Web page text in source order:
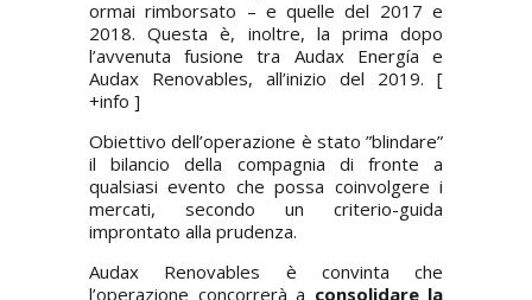
ormai rimborsato – e quelle del 2017 e
2018. Questa è, inoltre, la prima dopo
l’avvenuta fusione tra Audax Energía e
Audax Renovables, all’inizio del 2019. [
+info ]
Obiettivo dell’operazione è stato ”blindare”
il bilancio della compagnia di fronte a
qualsiasi evento che possa coinvolgere i
mercati, secondo un criterio-guida
improntato alla prudenza.
Audax Renovables è convinta che
l’operazione concorrerà a consolidare la